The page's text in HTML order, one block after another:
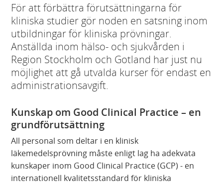
För att förbättra förutsättningarna för
kliniska studier gör noden en satsning inom
utbildningar för kliniska prövningar.
Anställda inom hälso- och sjukvården i
Region Stockholm och Gotland har just nu
möjlighet att gå utvalda kurser för endast en
administrationsavgift.
Kunskap om Good Clinical Practice – en
grundförutsättning
All personal som deltar i en klinisk
läkemedelsprövning måste enligt lag ha adekvata
kunskaper inom Good Clinical Practice (GCP) - en
internationell kvalitetsstandard för kliniska